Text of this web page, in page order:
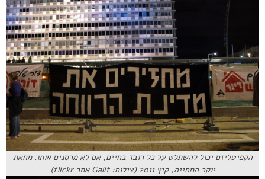
הקפיטליזם יכול להשתלט על כל רובד בחיים, אם לא מרסנים אותו. מחאת
יוקר המחייה, קיץ 2011 (צילום: Galit אתר flickr)